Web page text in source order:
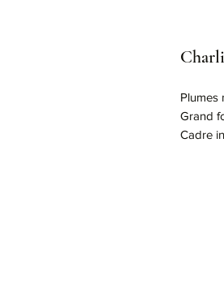
Plumes
Grand
Cadre